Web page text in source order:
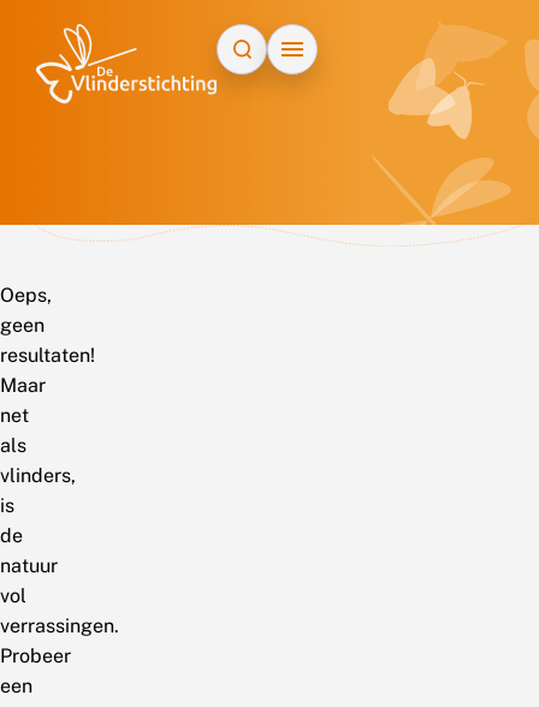
Oeps,
geen
resultaten!
Maar
net
als
vlinders,
is
de
natuur
vol
verrassingen.
Probeer
een